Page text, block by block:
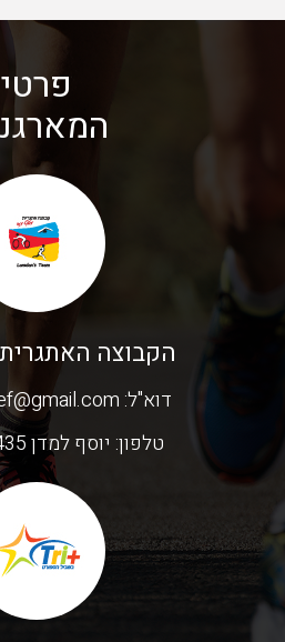
פרטי
הקבוצה
דוא"ל:
טלפון: יוסף למדן 054-5684435